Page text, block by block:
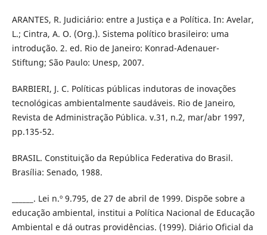
ARANTES, R. Judiciário: entre a Justiça e a Política. In: Avelar,
L.; Cintra, A. O. (Org.). Sistema político brasileiro: uma
introdução. 2. ed. Rio de Janeiro: Konrad-Adenauer-
Stiftung; São Paulo: Unesp, 2007.
BARBIERI, J. C. Políticas públicas indutoras de inovações
tecnológicas ambientalmente saudáveis. Rio de Janeiro,
Revista de Administração Pública. v.31, n.2, mar/abr 1997,
pp.135-52.
BRASIL. Constituição da República Federativa do Brasil.
Brasília: Senado, 1988.
______. Lei n.º 9.795, de 27 de abril de 1999. Dispõe sobre a
educação ambiental, institui a Política Nacional de Educação
Ambiental e dá outras providências. (1999). Diário Oficial da